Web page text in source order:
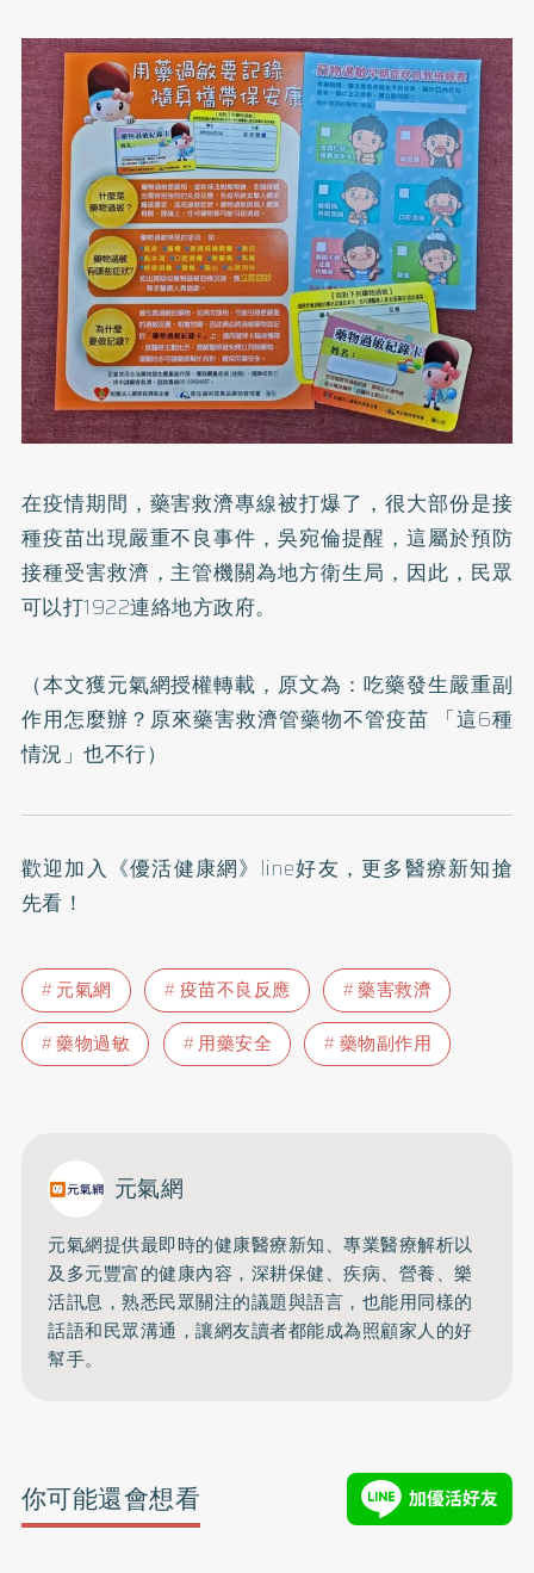
在疫情期間，藥害救濟專線被打爆了，很大部份是接
種疫苗出現嚴重不良事件，吳宛倫提醒，這屬於預防
接種受害救濟，主管機關為地方衛生局，因此，民眾
可以打1922連絡地方政府。
（本文獲元氣網授權轉載，原文為： 吃藥發生嚴重副
作用怎麼辦？原來藥害救濟管藥物不管疫苗 「這6種
情況」也不行）
歡迎加入 《優活健康網》line好友 ，更多醫療新知搶
先看！
元氣網 疫苗不良反應
藥害救濟
藥物過敏
用藥安全 藥物副作用
元氣網
元氣網提供最即時的健康醫療新知、專業醫療解析以
及多元豐富的健康內容，深耕保健、疾病、營養、樂
活訊息，熟悉民眾關注的議題與語言， 也能用同樣的
話語和民眾溝通，讓網友讀者都能成為照顧家人的好
幫手。
你可能還會想看